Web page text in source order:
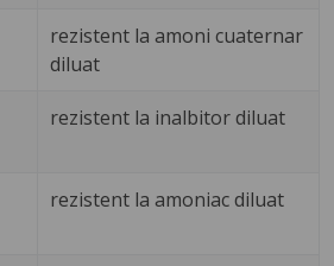
rezistent la amoni cuaternar
diluat
rezistent la inalbitor diluat
rezistent la amoniac diluat